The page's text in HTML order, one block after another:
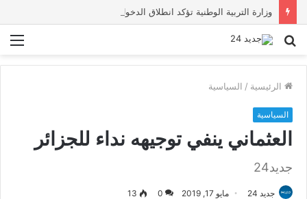
بحث
الرئيسية / السياسية
السياسية
العثماني ينفي توجيهه نداء للجزائر
جديد24
جديد 24 مايو 17, 2019 0
13